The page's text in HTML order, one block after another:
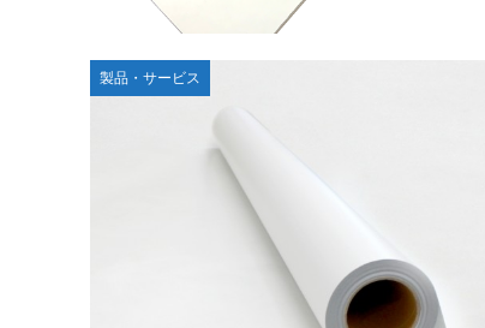
製品・サービス